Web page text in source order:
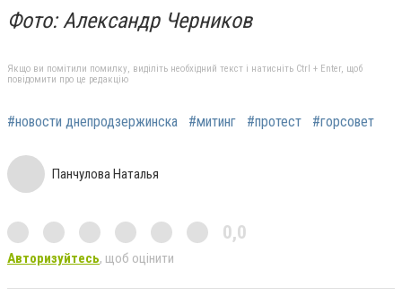
Фото: Александр Черников
Якщо ви помітили помилку, виділіть необхідний текст і натисніть Ctrl + Enter, щоб
повідомити про це редакцію
#новости днепродзержинска #митинг #протест #горсовет
Панчулова Наталья
0,0
Авторизуйтесь, щоб оцінити